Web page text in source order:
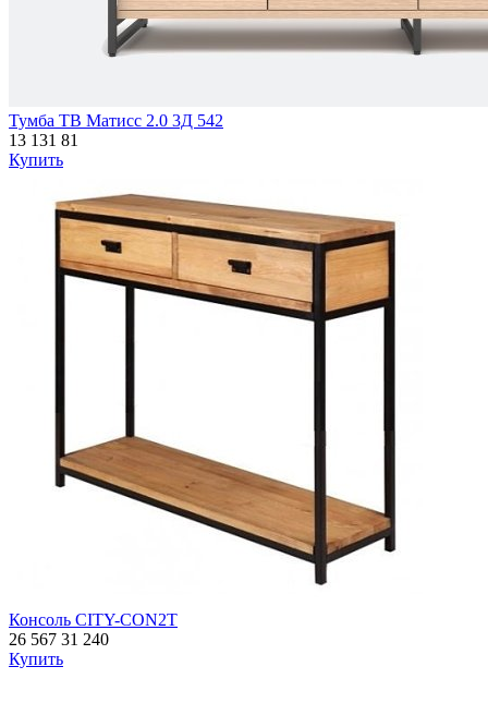
Тумба ТВ Матисс 2.0 3Д 542
13 131 81
Купить
Консоль CITY-CON2T
26 567 31 240
Купить